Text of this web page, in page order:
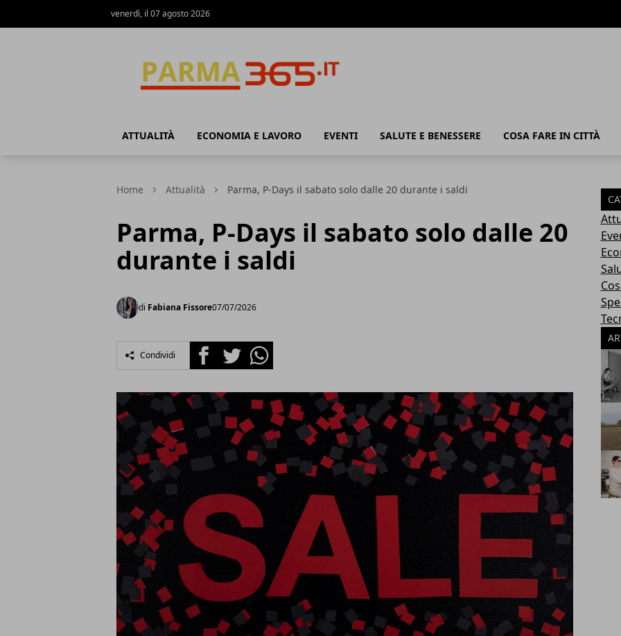
venerdì, il 07 agosto 2026
ATTUALITÀ ECONOMIA E LAVORO EVENTI SALUTE E BENESSERE COSA FARE IN CITTÀ
Home Attualità Parma, P-Days il sabato solo dalle 20 durante i saldi
Parma, P-Days il sabato solo dalle 20
durante i saldi
di Fabiana Fissore07/07/2026
Condividi FacebookTwitterWhatsapp